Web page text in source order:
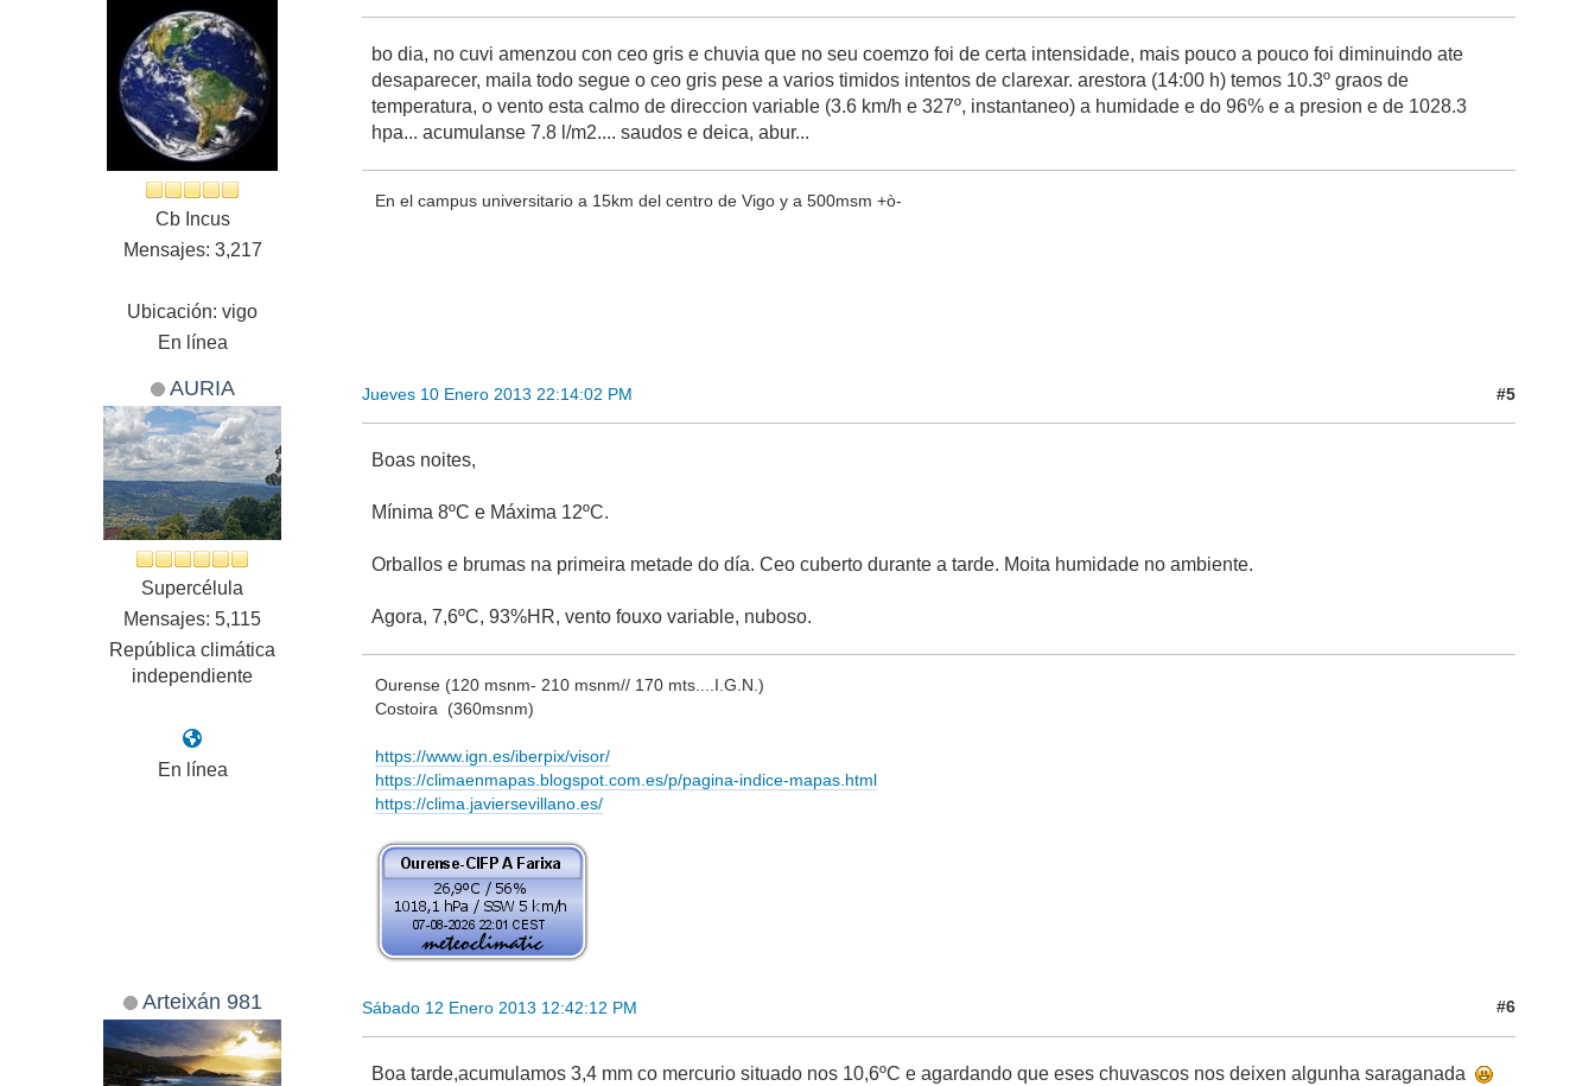
Cb Incus
Mensajes: 3,217
Ubicación: vigo
En línea
bo dia, no cuvi amenzou con ceo gris e chuvia que no seu coemzo foi de certa intensidade, mais pouco a pouco foi diminuindo ate
desaparecer, maila todo segue o ceo gris pese a varios timidos intentos de clarexar. arestora (14:00 h) temos 10.3º graos de
temperatura, o vento esta calmo de direccion variable (3.6 km/h e 327º, instantaneo) a humidade e do 96% e a presion e de 1028.3
hpa... acumulanse 7.8 l/m2.... saudos e deica, abur...
En el campus universitario a 15km del centro de Vigo y a 500msm +ò-
AURIA
Supercélula
Mensajes: 5,115
República climática
independiente
En línea
Jueves 10 Enero 2013 22:14:02 PM #5
Boas noites,
Mínima 8ºC e Máxima 12ºC.
Orballos e brumas na primeira metade do día. Ceo cuberto durante a tarde. Moita humidade no ambiente.
Agora, 7,6ºC, 93%HR, vento fouxo variable, nuboso.
Ourense (120 msnm- 210 msnm// 170 mts....I.G.N.)
Costoira (360msnm)
https://www.ign.es/iberpix/visor/
https://climaenmapas.blogspot.com.es/p/pagina-indice-mapas.html
https://clima.javiersevillano.es/
Arteixán 981 Sábado 12 Enero 2013 12:42:12 PM #6
Boa tarde,acumulamos 3,4 mm co mercurio situado nos 10,6ºC e agardando que eses chuvascos nos deixen algunha saraganada